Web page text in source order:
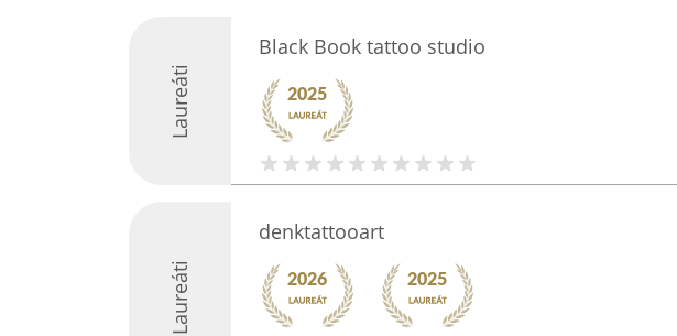
Laureáti
Black Book tattoo studio
Laureáti
denktattooart